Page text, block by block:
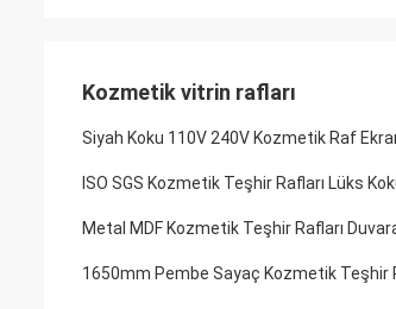
Kozmetik vitrin rafları
Siyah Koku 110V 240V Kozmetik Raf
ISO SGS Kozmetik Teşhir Rafları Lüks
Metal MDF Kozmetik Teşhir Rafları
1650mm Pembe Sayaç Kozmetik Teşhir